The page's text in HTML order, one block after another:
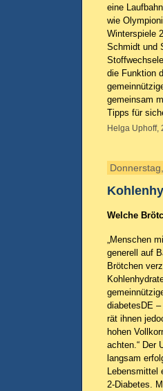
eine
wie
Winterspiele
Schmidt und
die Funktion
gemeinsam
Tipps für
Helga Uphoff,
Welche
„Menschen
generell auf
Brötchen
diabetesDE
rät ihnen
hohen
achten.“ Der
langsam
Lebensmittel
2-Diabetes.